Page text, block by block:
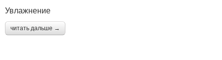
Увлажнение
читать дальше →